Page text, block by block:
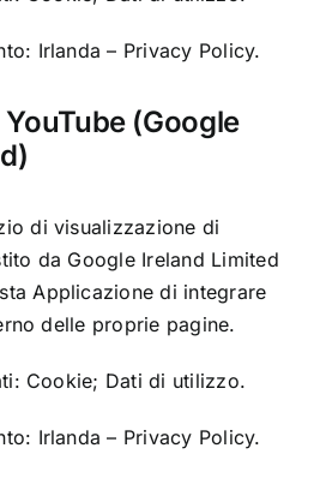
Irlanda – Privacy Policy.
(Google
di visualizzazione di
da Google Ireland Limited
Applicazione di integrare
delle proprie pagine.
Cookie; Dati di utilizzo.
Irlanda – Privacy Policy.